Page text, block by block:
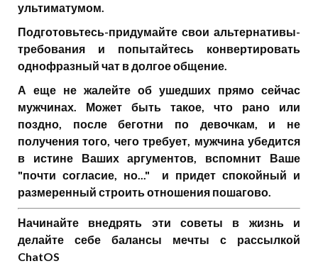
ультиматумом.
Подготовьтесь-придумайте свои альтернативы-
требования и попытайтесь конвертировать
однофразный чат в долгое общение.
А еще не жалейте об ушедших прямо сейчас
мужчинах. Может быть такое, что рано или
поздно, после беготни по девочкам, и не
получения того, чего требует, мужчина убедится
в истине Ваших аргументов, вспомнит Ваше
"почти согласие, но..." и придет спокойный и
размеренный строить отношения пошагово.
Начинайте внедрять эти советы в жизнь и
делайте себе балансы мечты с рассылкой
ChatOS